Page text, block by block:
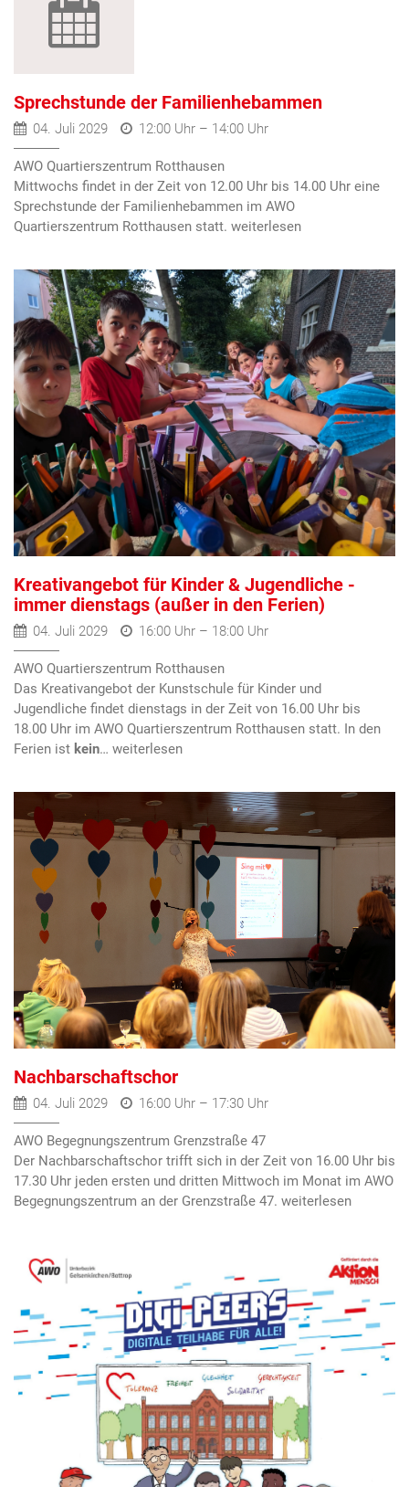
Sprechstunde der Familienhebammen
04. Juli 2029 12:00 Uhr – 14:00 Uhr
AWO Quartierszentrum Rotthausen
Mittwochs findet in der Zeit von 12.00 Uhr bis 14.00 Uhr eine
Sprechstunde der Familienhebammen im AWO
Quartierszentrum Rotthausen statt.
Kreativangebot für Kinder & Jugendliche -
immer dienstags (außer in den Ferien)
04. Juli 2029 16:00 Uhr – 18:00 Uhr
AWO Quartierszentrum Rotthausen
Das Kreativangebot der Kunstschule für Kinder und
Jugendliche findet dienstags in der Zeit von 16.00 Uhr bis
18.00 Uhr im AWO Quartierszentrum Rotthausen statt. In den
Ferien ist kein…
Nachbarschaftschor
04. Juli 2029 16:00 Uhr – 17:30 Uhr
AWO Begegnungszentrum Grenzstraße 47
Der Nachbarschaftschor trifft sich in der Zeit von 16.00 Uhr bis
17.30 Uhr jeden ersten und dritten Mittwoch im Monat im AWO
Begegnungszentrum an der Grenzstraße 47.